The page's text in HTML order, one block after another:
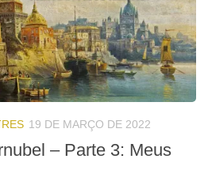
19 DE MARÇO DE 2022
– Parte 3: Meus